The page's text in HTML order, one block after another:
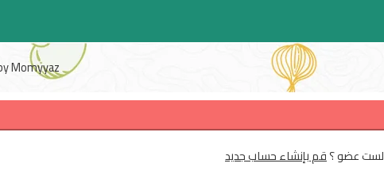
Momyyaz
لست عضو ؟قم بإنشاء حساب جديد